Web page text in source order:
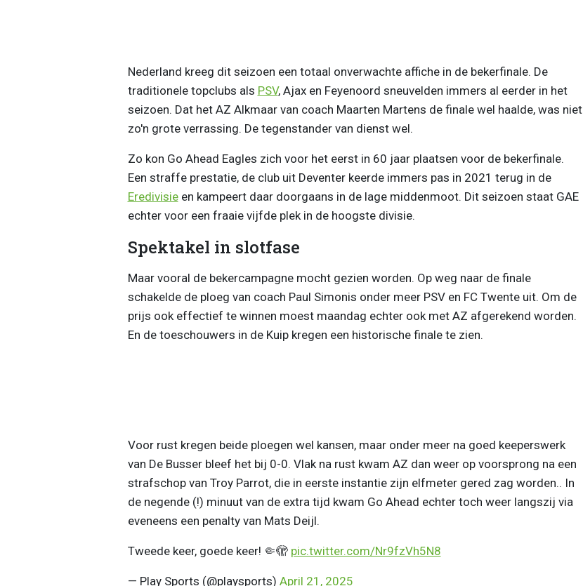
Nederland kreeg dit seizoen een totaal onverwachte affiche in de bekerfinale. De
traditionele topclubs als PSV, Ajax en Feyenoord sneuvelden immers al eerder in het
seizoen. Dat het AZ Alkmaar van coach Maarten Martens de finale wel haalde, was niet
zo'n grote verrassing. De tegenstander van dienst wel.
Zo kon Go Ahead Eagles zich voor het eerst in 60 jaar plaatsen voor de bekerfinale.
Een straffe prestatie, de club uit Deventer keerde immers pas in 2021 terug in de
Eredivisieen kampeert daar doorgaans in de lage middenmoot. Dit seizoen staat GAE
echter voor een fraaie vijfde plek in de hoogste divisie.
Spektakel in slotfase
Maar vooral de bekercampagne mocht gezien worden. Op weg naar de finale
schakelde de ploeg van coach Paul Simonis onder meer PSV en FC Twente uit. Om de
prijs ook effectief te winnen moest maandag echter ook met AZ afgerekend worden.
En de toeschouwers in de Kuip kregen een historische finale te zien.
Voor rust kregen beide ploegen wel kansen, maar onder meer na goed keeperswerk
van De Busser bleef het bij 0-0. Vlak na rust kwam AZ dan weer op voorsprong na een
strafschop van Troy Parrot, die in eerste instantie zijn elfmeter gered zag worden.. In
de negende (!) minuut van de extra tijd kwam Go Ahead echter toch weer langszij via
eveneens een penalty van Mats Deijl.
Tweede keer, goede keer! 🤏🫣 pic.twitter.com/Nr9fzVh5N8
— Play Sports (@playsports) April 21, 2025